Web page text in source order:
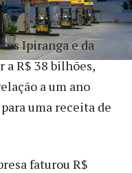
Ipiranga e da
a R$ 38 bilhões,
a um ano
uma receita de
faturou R$